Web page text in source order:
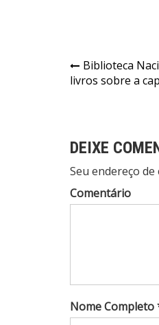
de
Biblioteca
livros sobre a
DEIXE
Seu endereço
Comentário
Nome Completo